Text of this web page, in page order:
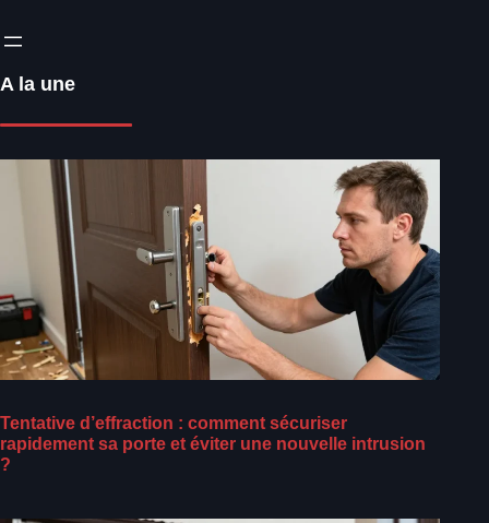
A la une
Tentative d’effraction : comment sécuriser
rapidement sa porte et éviter une nouvelle intrusion
?